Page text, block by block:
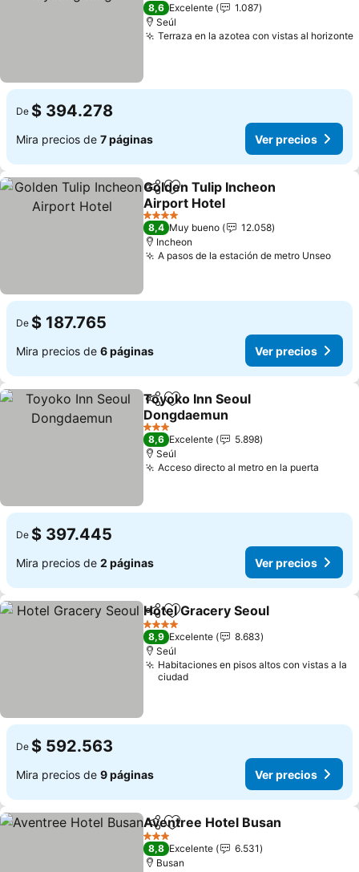
8,6 Excelente
1.087
Seúl
Terraza en la azotea con vistas al horizonte
De $ 394.278
Mira precios de 7 páginas Ver precios
CompartirAgregar a favoritos
Golden Tulip Incheon
Airport Hotel
4 Estrellas
8,4 Muy bueno
12.058
Incheon
A pasos de la estación de metro Unseo
De $ 187.765
Mira precios de 6 páginas Ver precios
Compartir
Agregar a favoritos
Toyoko Inn Seoul
Dongdaemun
3 Estrellas
8,6 Excelente
5.898
Seúl
Acceso directo al metro en la puerta
De $ 397.445
Mira precios de 2 páginas Ver precios
CompartirAgregar a favoritos
Hotel Gracery Seoul
4 Estrellas
8,9 Excelente
8.683
Seúl
Habitaciones en pisos altos con vistas a la
ciudad
De $ 592.563
Mira precios de 9 páginas Ver precios
CompartirAgregar a favoritos
Aventree Hotel Busan
3 Estrellas
8,8 Excelente
6.531
Busan